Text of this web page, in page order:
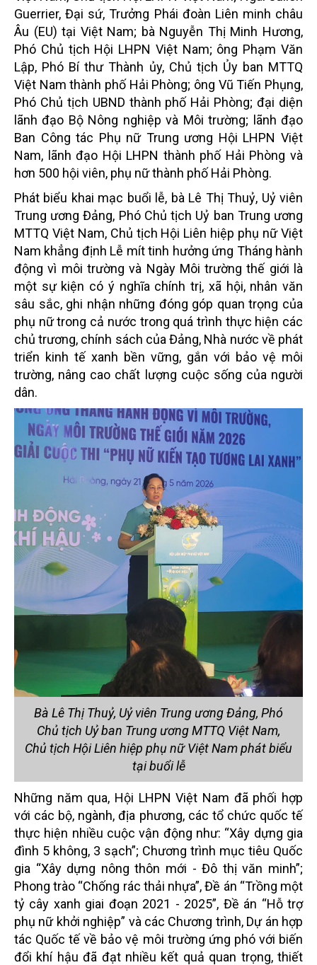
Guerrier, Đại sứ, Trưởng Phái đoàn Liên minh châu
Âu (EU) tại Việt Nam; bà Nguyễn Thị Minh Hương,
Phó Chủ tịch Hội LHPN Việt Nam; ông Phạm Văn
Lập, Phó Bí thư Thành ủy, Chủ tịch Ủy ban MTTQ
Việt Nam thành phố Hải Phòng; ông Vũ Tiến Phụng,
Phó Chủ tịch UBND thành phố Hải Phòng; đại diện
lãnh đạo Bộ Nông nghiệp và Môi trường; lãnh đạo
Ban Công tác Phụ nữ Trung ương Hội LHPN Việt
Nam, lãnh đạo Hội LHPN thành phố Hải Phòng và
hơn 500 hội viên, phụ nữ thành phố Hải Phòng.
Phát biểu khai mạc buổi lễ, bà Lê Thị Thuỷ, Uỷ viên
Trung ương Đảng, Phó Chủ tịch Uỷ ban Trung ương
MTTQ Việt Nam, Chủ tịch Hội Liên hiệp phụ nữ Việt
Nam khẳng định Lễ mít tinh hưởng ứng Tháng hành
động vì môi trường và Ngày Môi trường thế giới là
một sự kiện có ý nghĩa chính trị, xã hội, nhân văn
sâu sắc, ghi nhận những đóng góp quan trọng của
phụ nữ trong cả nước trong quá trình thực hiện các
chủ trương, chính sách của Đảng, Nhà nước về phát
triển kinh tế xanh bền vững, gắn với bảo vệ môi
trường, nâng cao chất lượng cuộc sống của người
dân.
Bà Lê Thị Thuỷ, Uỷ viên Trung ương Đảng, Phó
Chủ tịch Uỷ ban Trung ương MTTQ Việt Nam,
Chủ tịch Hội Liên hiệp phụ nữ Việt Nam phát biểu
tại buổi lễ
Những năm qua, Hội LHPN Việt Nam đã phối hợp
với các bộ, ngành, địa phương, các tổ chức quốc tế
thực hiện nhiều cuộc vận động như: “Xây dựng gia
đình 5 không, 3 sạch”; Chương trình mục tiêu Quốc
gia “Xây dựng nông thôn mới - Đô thị văn minh”;
Phong trào “Chống rác thải nhựa”, Đề án “Trồng một
tỷ cây xanh giai đoạn 2021 - 2025”, Đề án “Hỗ trợ
phụ nữ khởi nghiệp” và các Chương trình, Dự án hợp
tác Quốc tế về bảo vệ môi trường ứng phó với biến
đổi khí hậu đã đạt nhiều kết quả quan trọng, thiết